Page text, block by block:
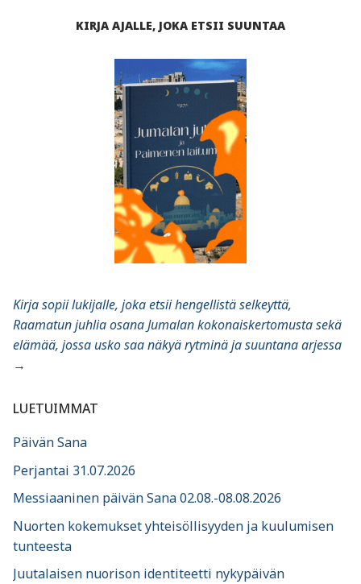
KIRJA AJALLE, JOKA ETSII SUUNTAA
Kirja sopii lukijalle, joka etsii hengellistä selkeyttä,
Raamatun juhlia osana Jumalan kokonaiskertomusta sekä
elämää, jossa usko saa näkyä rytminä ja suuntana arjessa
→
LUETUIMMAT
Päivän Sana
Perjantai 31.07.2026
Messiaaninen päivän Sana 02.08.-08.08.2026
Nuorten kokemukset yhteisöllisyyden ja kuulumisen
tunteesta
Juutalaisen nuorison identiteetti nykypäivän